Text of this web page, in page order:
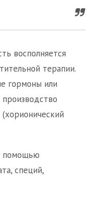
восполняется
терапии.
гормоны или
помощью
специй,